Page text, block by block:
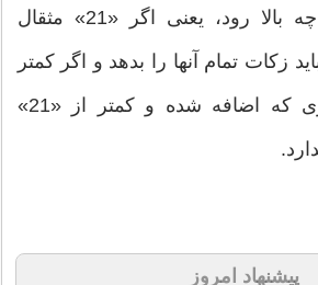
همچنین است هر چه بالا رود، یعنی اگر «21» مثقال
زكات تمام آنها را بدهد و اگر كمتر
اضافه شود، مقداری كه اضافه شده و كمتر از «21»
پیشنهاد امروز